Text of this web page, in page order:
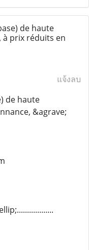
de haute
à prix réduits en
แจ้งลบ
de haute
&agrave;